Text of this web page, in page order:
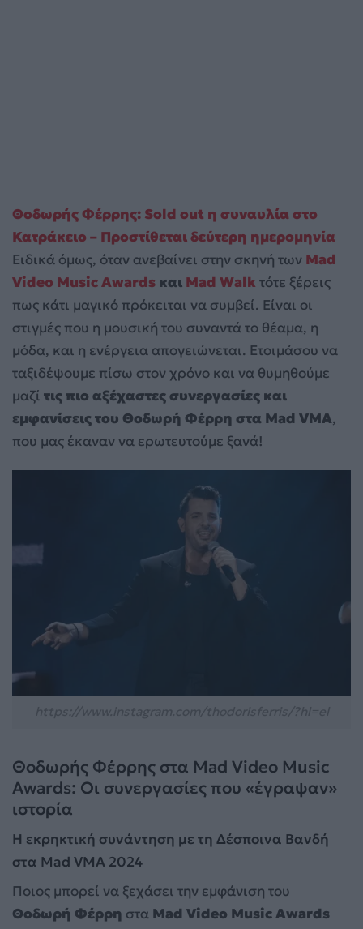
Θοδωρής Φέρρης: Sold out η συναυλία στο
Κατράκειο – Προστίθεται δεύτερη ημερομηνία
Ειδικά όμως, όταν ανεβαίνει στην σκηνή των Mad
Video Music Awards και Mad Walk τότε ξέρεις
πως κάτι μαγικό πρόκειται να συμβεί. Είναι οι
στιγμές που η μουσική του συναντά το θέαμα, η
μόδα, και η ενέργεια απογειώνεται. Ετοιμάσου να
ταξιδέψουμε πίσω στον χρόνο και να θυμηθούμε
μαζί τις πιο αξέχαστες συνεργασίες και
εμφανίσεις του Θοδωρή Φέρρη στα Mad VMA,
που μας έκαναν να ερωτευτούμε ξανά!
Θοδωρής Φέρρης στα Mad Video Music
Awards: Οι συνεργασίες που «έγραψαν»
ιστορία
Η εκρηκτική συνάντηση με τη Δέσποινα Βανδή
στα Mad VMA 2024
Ποιος μπορεί να ξεχάσει την εμφάνιση του
Θοδωρή Φέρρη στα Mad Video Music Awards